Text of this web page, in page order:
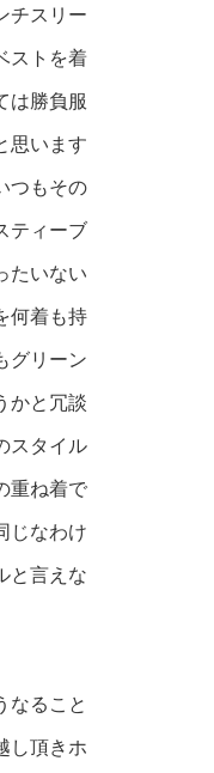
チスリー
ストを着
は勝負服
思います
つもその
ティーブ
たいない
何着も持
グリーン
かと冗談
スタイル
重ね着で
じなわけ
と言えな
なること
し頂きホ